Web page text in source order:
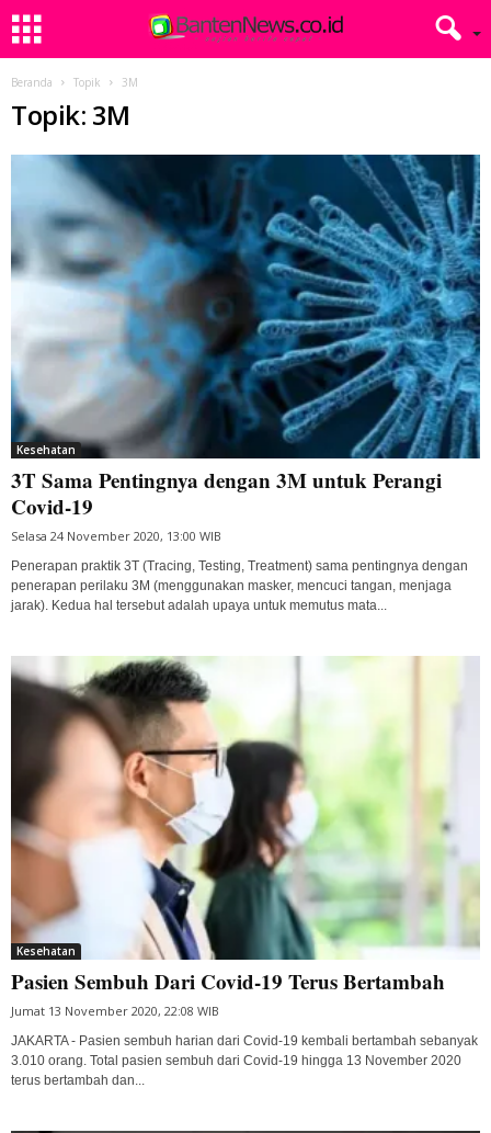
Beranda Topik 3M
Topik: 3M
Kesehatan
3T Sama Pentingnya dengan 3M untuk Perangi
Covid-19
Selasa 24 November 2020, 13:00 WIB
Penerapan praktik 3T (Tracing, Testing, Treatment) sama pentingnya dengan
penerapan perilaku 3M (menggunakan masker, mencuci tangan, menjaga
jarak). Kedua hal tersebut adalah upaya untuk memutus mata...
Kesehatan
Pasien Sembuh Dari Covid-19 Terus Bertambah
Jumat 13 November 2020, 22:08 WIB
JAKARTA - Pasien sembuh harian dari Covid-19 kembali bertambah sebanyak
3.010 orang. Total pasien sembuh dari Covid-19 hingga 13 November 2020
terus bertambah dan...